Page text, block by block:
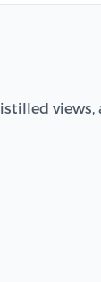
views,